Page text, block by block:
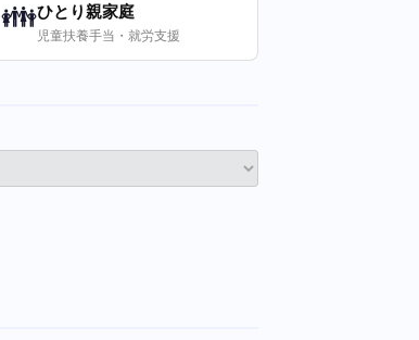
👪ひとり親家庭
児童扶養手当・就労支援